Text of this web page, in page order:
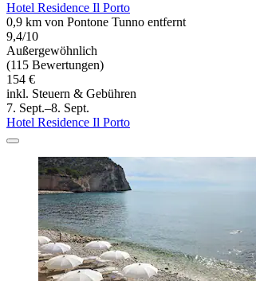
Hotel Residence Il Porto
0,9 km von Pontone Tunno entfernt
9,4/10
Außergewöhnlich
(115 Bewertungen)
154 €
inkl. Steuern & Gebühren
7. Sept.–8. Sept.
Hotel Residence Il Porto